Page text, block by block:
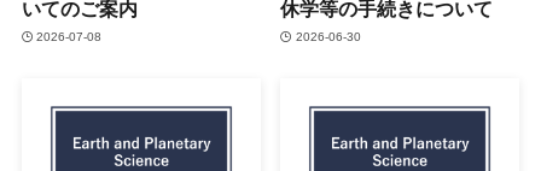
いてのご案内
2026-07-08
休学等の手続きについて
2026-06-30